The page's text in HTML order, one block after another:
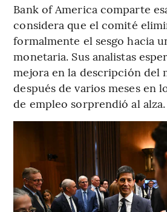
Bank of America comparte
considera que el comité
formalmente el sesgo hacia
monetaria. Sus analistas
mejora en la descripción del
después de varios meses en
de empleo sorprendió al alza.